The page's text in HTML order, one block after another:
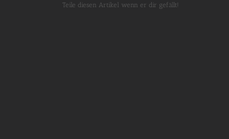
Teile diesen Artikel wenn er dir gefällt!